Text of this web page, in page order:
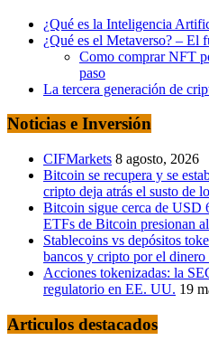
¿Qué es la Inteligencia
¿Qué es el Metaverso? – El
Como comprar NFT
paso
La tercera generación de
Noticias e Inversión
CIFMarkets 8 agosto, 2026
Bitcoin se recupera y se
cripto deja atrás el susto de
Bitcoin sigue cerca de USD
ETFs de Bitcoin presionan
Stablecoins vs depósitos
bancos y cripto por el dinero
Acciones tokenizadas: la
regulatorio en EE. UU. 19
Articulos destacados